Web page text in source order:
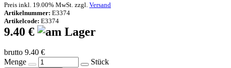
Preis inkl. 19.00% MwSt. zzgl. Versand
Artikelnummer: E3374
Artikelcode: E3374
9.40 €
brutto 9.40 €
Menge
Stück